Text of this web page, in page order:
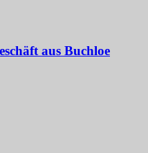
aus Buchloe